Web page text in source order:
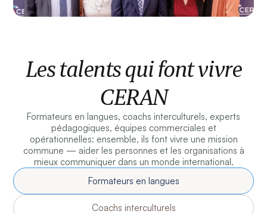
Les talents qui font vivre
CERAN
Formateurs en langues, coachs interculturels, experts
pédagogiques, équipes commerciales et
opérationnelles: ensemble, ils font vivre une mission
commune — aider les personnes et les organisations à
mieux communiquer dans un monde international.
Formateurs en langues
Coachs interculturels